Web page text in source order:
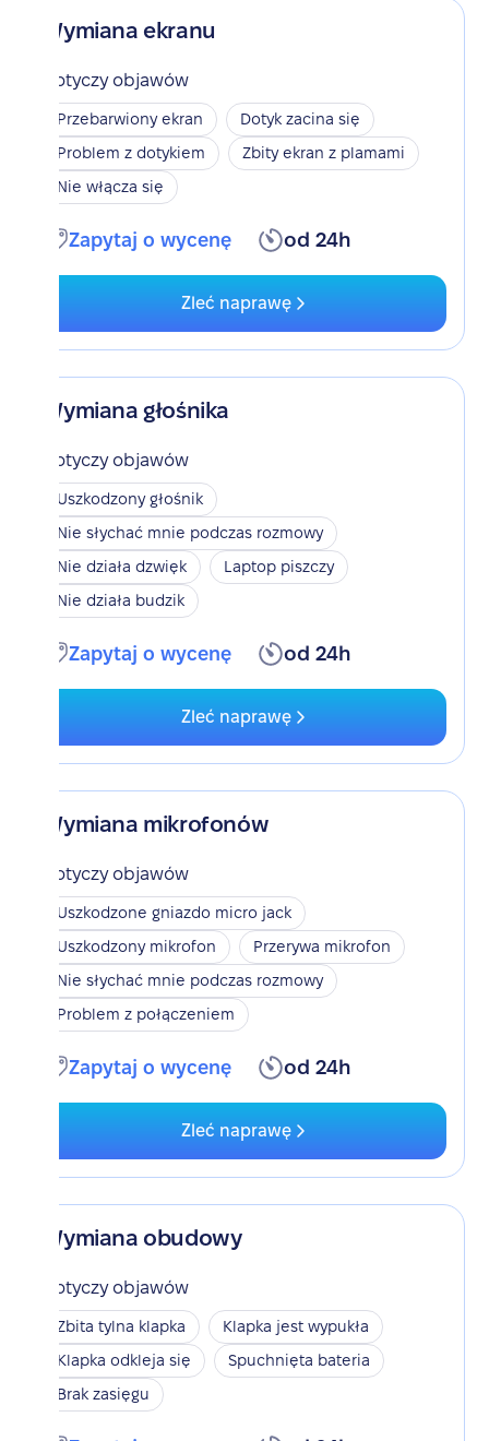
Wymiana ekranu
Dotyczy objawów
Przebarwiony ekran
Dotyk zacina się
Problem z dotykiem
Zbity ekran z plamami
Nie włącza się
Zapytaj o wycenę od 24h
Zleć naprawę
Wymiana głośnika
Dotyczy objawów
Uszkodzony głośnik
Nie słychać mnie podczas rozmowy
Nie działa dzwięk
Laptop piszczy
Nie działa budzik
Zapytaj o wycenę od 24h
Zleć naprawę
Wymiana mikrofonów
Dotyczy objawów
Uszkodzone gniazdo micro jack
Uszkodzony mikrofon
Przerywa mikrofon
Nie słychać mnie podczas rozmowy
Problem z połączeniem
Zapytaj o wycenę od 24h
Zleć naprawę
Wymiana obudowy
Dotyczy objawów
Zbita tylna klapka
Klapka jest wypukła
Klapka odkleja się
Spuchnięta bateria
Brak zasięgu